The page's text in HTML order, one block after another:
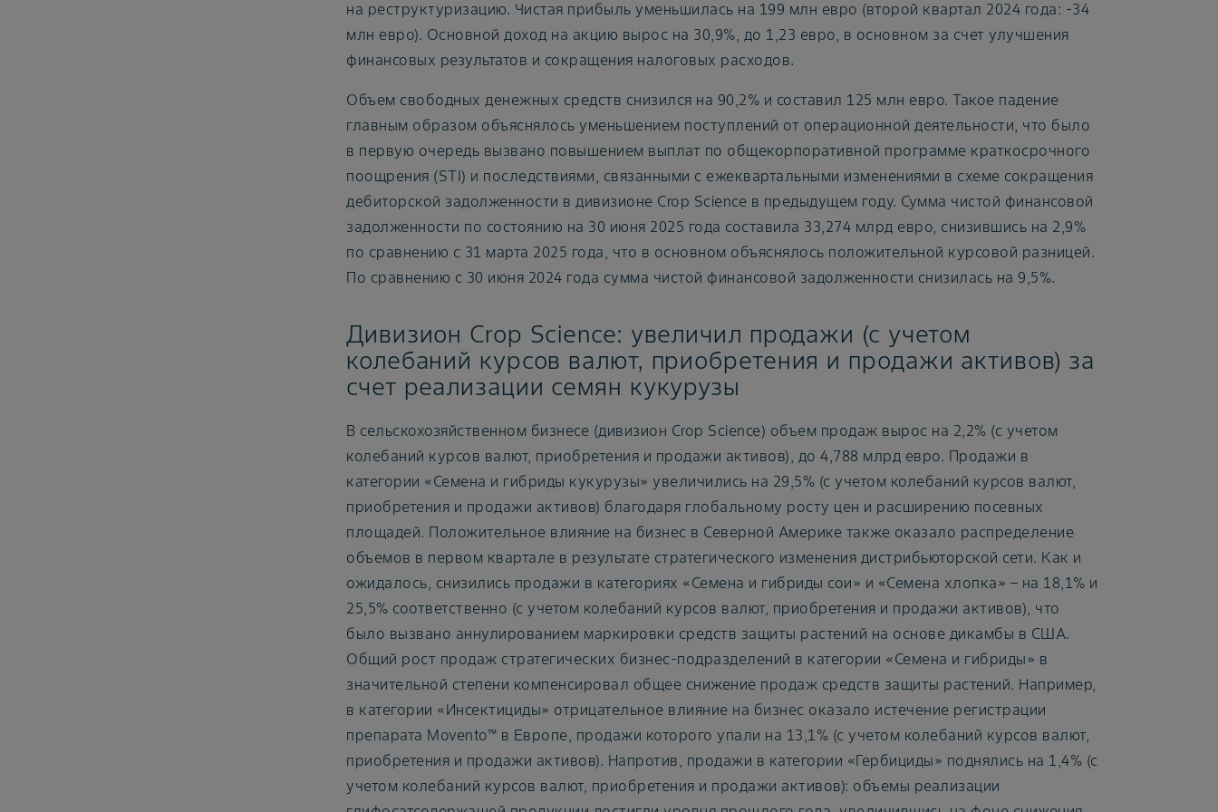
на реструктуризацию. Чистая прибыль уменьшилась на 199 млн евро (второй квартал 2024 года: -34
млн евро). Основной доход на акцию вырос на 30,9%, до 1,23 евро, в основном за счет улучшения
финансовых результатов и сокращения налоговых расходов.
Объем свободных денежных средств снизился на 90,2% и составил 125 млн евро. Такое падение
главным образом объяснялось уменьшением поступлений от операционной деятельности, что было
в первую очередь вызвано повышением выплат по общекорпоративной программе краткосрочного
поощрения (STI) и последствиями, связанными с ежеквартальными изменениями в схеме сокращения
дебиторской задолженности в дивизионе Crop Science в предыдущем году. Сумма чистой финансовой
задолженности по состоянию на 30 июня 2025 года составила 33,274 млрд евро, снизившись на 2,9%
по сравнению с 31 марта 2025 года, что в основном объяснялось положительной курсовой разницей.
По сравнению с 30 июня 2024 года сумма чистой финансовой задолженности снизилась на 9,5%.
Дивизион Crop Science: увеличил продажи (с учетом
колебаний курсов валют, приобретения и продажи активов) за
счет реализации семян кукурузы
В сельскохозяйственном бизнесе (дивизион Crop Science) объем продаж вырос на 2,2% (с учетом
колебаний курсов валют, приобретения и продажи активов), до 4,788 млрд евро. Продажи в
категории «Семена и гибриды кукурузы» увеличились на 29,5% (с учетом колебаний курсов валют,
приобретения и продажи активов) благодаря глобальному росту цен и расширению посевных
площадей. Положительное влияние на бизнес в Северной Америке также оказало распределение
объемов в первом квартале в результате стратегического изменения дистрибьюторской сети. Как и
ожидалось, снизились продажи в категориях «Семена и гибриды сои» и «Семена хлопка» – на 18,1% и
25,5% соответственно (с учетом колебаний курсов валют, приобретения и продажи активов), что
было вызвано аннулированием маркировки средств защиты растений на основе дикамбы в США.
Общий рост продаж стратегических бизнес-подразделений в категории «Семена и гибриды» в
значительной степени компенсировал общее снижение продаж средств защиты растений. Например,
в категории «Инсектициды» отрицательное влияние на бизнес оказало истечение регистрации
препарата Movento™ в Европе, продажи которого упали на 13,1% (с учетом колебаний курсов валют,
приобретения и продажи активов). Напротив, продажи в категории «Гербициды» поднялись на 1,4% (с
учетом колебаний курсов валют, приобретения и продажи активов): объемы реализации